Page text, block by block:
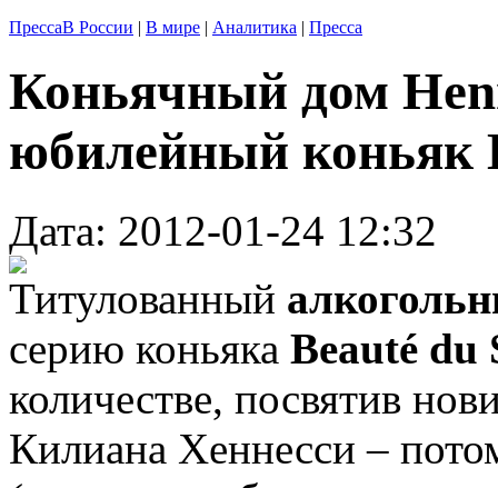
ПрессаВ России | В мире | Аналитика | Пресса
Коньячный дом
юбилейный коньяк
Дата: 2012-01-24 12:32
Титулованный
серию коньяка Beauté du
количестве, посвятив
Килиана Хеннесси –